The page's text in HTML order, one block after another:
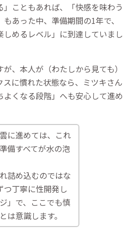
こともあれば、「快感を味わう
あった中、準備期間の1年で、
しめるレベル」に到達していまし
、本人が（わたしから見ても）
に慣れた状態なら、ミツキさん
くなる段階」へも安心して進め
に進めては、これ
備すべてが水の泡
詰め込むのではな
つ丁寧に性開発し
」で、ここでも慎
は意識します。